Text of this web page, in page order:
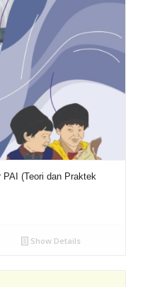
(Teori dan Praktek
Show Details